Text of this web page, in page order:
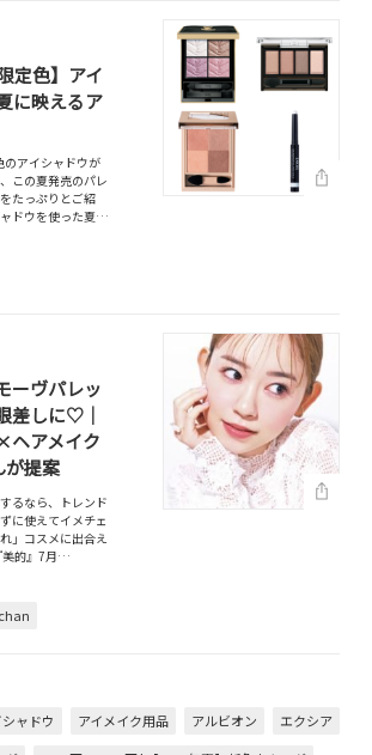
定色】アイ
に映えるア
アイシャドウが
この夏発売のパレ
たっぷりとご紹
ドウを使った夏…
ーヴパレッ
差しに♡｜
ヘアメイク
提案
るなら、トレンド
に使えてイメチェ
」コスメに出合え
美的』7月…
ャドウ アイメイク用品 アルビオン
エクシア